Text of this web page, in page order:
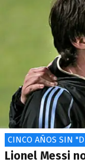
CINCO AÑOS SIN
Lionel Messi